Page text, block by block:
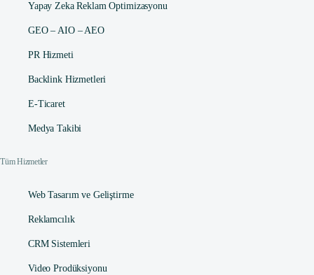
Yapay Zeka Reklam Optimizasyonu
GEO – AIO – AEO
PR Hizmeti
Backlink Hizmetleri
E-Ticaret
Medya Takibi
Tüm Hizmetler
Web Tasarım ve Geliştirme
Reklamcılık
CRM Sistemleri
Video Prodüksiyonu